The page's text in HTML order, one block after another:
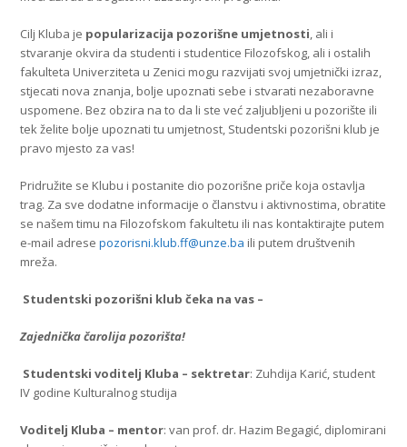
Cilj Kluba je popularizacija pozorišne umjetnosti, ali i
stvaranje okvira da studenti i studentice Filozofskog, ali i ostalih
fakulteta Univerziteta u Zenici mogu razvijati svoj umjetnički izraz,
stjecati nova znanja, bolje upoznati sebe i stvarati nezaboravne
uspomene. Bez obzira na to da li ste već zaljubljeni u pozorište ili
tek želite bolje upoznati tu umjetnost, Studentski pozorišni klub je
pravo mjesto za vas!
Pridružite se Klubu i postanite dio pozorišne priče koja ostavlja
trag. Za sve dodatne informacije o članstvu i aktivnostima, obratite
se našem timu na Filozofskom fakultetu ili nas kontaktirajte putem
e-mail adresepozorisni.klub.ff@unze.ba ili putem društvenih
mreža.
Studentski pozorišni klub čeka na vas –
Zajednička čarolija pozorišta!
Studentski voditelj Kluba – sektretar: Zuhdija Karić, student
IV godine Kulturalnog studija
Voditelj Kluba – mentor: van prof. dr. Hazim Begagić, diplomirani